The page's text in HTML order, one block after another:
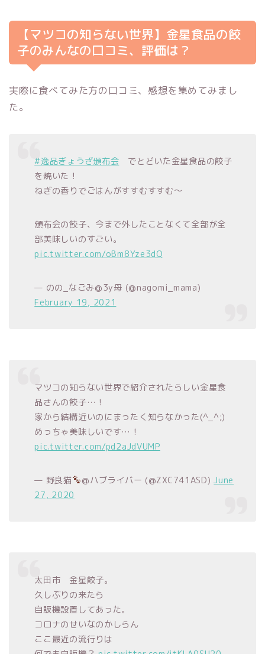
【マツコの知らない世界】金星食品の餃
子のみんなの口コミ、評価は？
実際に食べてみた方の口コミ、感想を集めてみまし
た。
#逸品ぎょうざ頒布会 でとどいた金星食品の餃子
を焼いた！
ねぎの香りでごはんがすすむすすむ〜
頒布会の餃子、今まで外したことなくて全部が全
部美味しいのすごい。
pic.twitter.com/oBm8Yze3dQ
— のの_なごみ@3y母 (@nagomi_mama)
February 19, 2021
マツコの知らない世界で紹介されたらしい金星食
品さんの餃子…！
家から結構近いのにまったく知らなかった(^_^;)
めっちゃ美味しいです…！
pic.twitter.com/pd2aJdVUMP
— 野良猫 @ハブライバー (@ZXC741ASD)June
27, 2020
太田市 金星餃子。
久しぶりの来たら
自販機設置してあった。
コロナのせいなのかしらん
ここ最近の流行りは